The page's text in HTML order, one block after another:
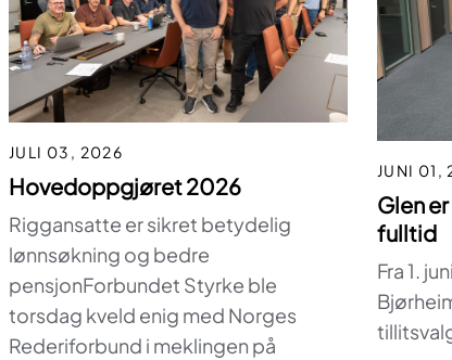
JULI 03, 2026
Hovedoppgjøret 2026
Riggansatte er sikret betydelig
lønnsøkning og bedre
pensjonForbundet Styrke ble
torsdag kveld enig med Norges
Rederiforbund i meklingen på
JUNI 01,
Glen
fulltid
Fra 1.